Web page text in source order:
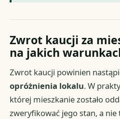
Zwrot kaucji za
na jakich
Zwrot kaucji powinien
opróżnienia lokalu. W
której mieszkanie zostało
zweryfikować jego stan, a